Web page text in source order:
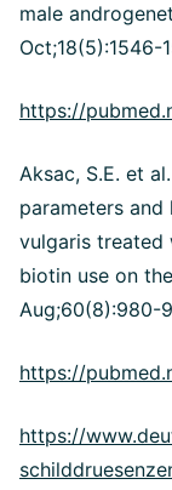
male
Oct;18(5):1546-
https://
Aksac, S.E. et
parameters
vulgaris
biotin use on
Aug;60(8):980-
https://
https://